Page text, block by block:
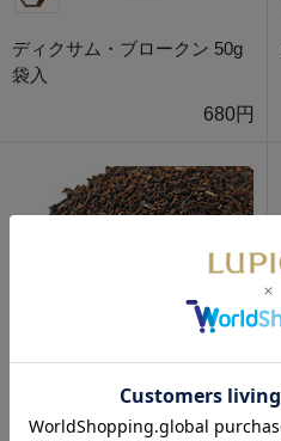
ディクサム・ブロークン 50g
袋入
680円